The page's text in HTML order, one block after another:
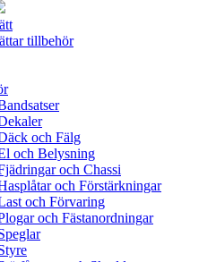
tillbehör
och Fälg
och Belysning
och Chassi
och Förstärkningar
och Förvaring
och Fästanordningar